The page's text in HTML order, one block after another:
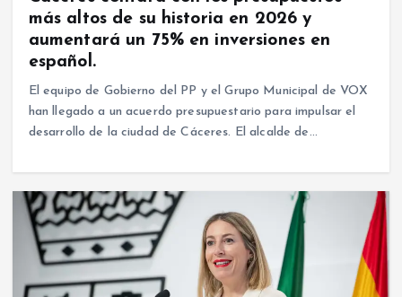
más altos de su historia en 2026 y
aumentará un 75% en inversiones en
español.
El equipo de Gobierno del PP y el Grupo Municipal de VOX
han llegado a un acuerdo presupuestario para impulsar el
desarrollo de la ciudad de Cáceres. El alcalde de…